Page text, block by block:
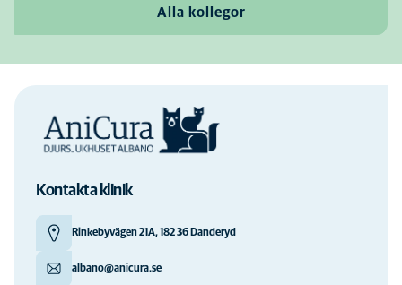
Alla kollegor
Kontakta klinik
Rinkebyvägen 21A, 182 36 Danderyd
albano@anicura.se